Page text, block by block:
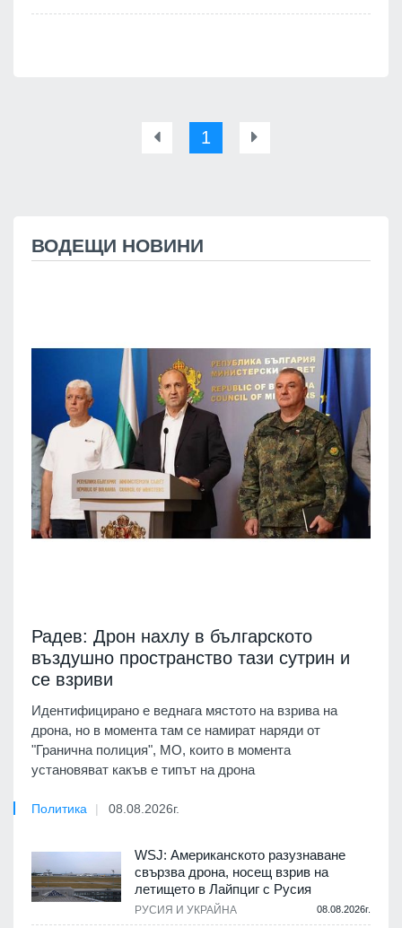
1
ВОДЕЩИ НОВИНИ
Радев: Дрон нахлу в българското
въздушно пространство тази сутрин и
се взриви
Идентифицирано е веднага мястото на взрива на
дрона, но в момента там се намират наряди от
"Гранична полиция", МО, които в момента
установяват какъв е типът на дрона
Политика 08.08.2026г.
WSJ: Американското разузнаване
свързва дрона, носещ взрив на
летището в Лайпциг с Русия
РУСИЯ И УКРАЙНА 08.08.2026г.